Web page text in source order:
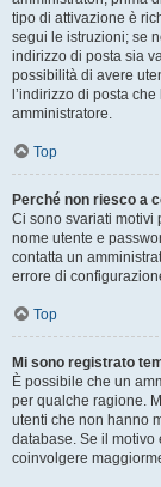
tipo di attivazione è
segui le istruzioni; se
indirizzo di posta sia
possibilità di avere
l’indirizzo di posta
amministratore.
Top
Perché non riesco a
Ci sono svariati motivi
nome utente e
contatta un
errore di
Top
Mi sono registrato
È possibile che un
per qualche ragione.
utenti che non hanno
database. Se il motivo
coinvolgere